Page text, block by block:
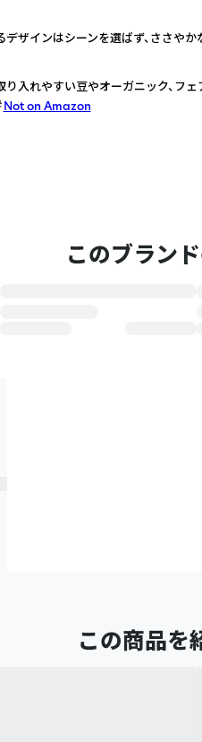
ザインはシーンを選ばず、ささやか
入れやすい豆やオーガニック、フ
Not on Amazon
このブラン
この商品を